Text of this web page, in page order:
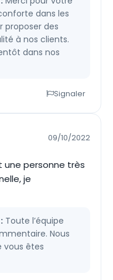
dans les
proposer des
à nos clients.
dans nos
Signaler
09/10/2022
une personne très
je
Toute l’équipe
Nous
vous êtes